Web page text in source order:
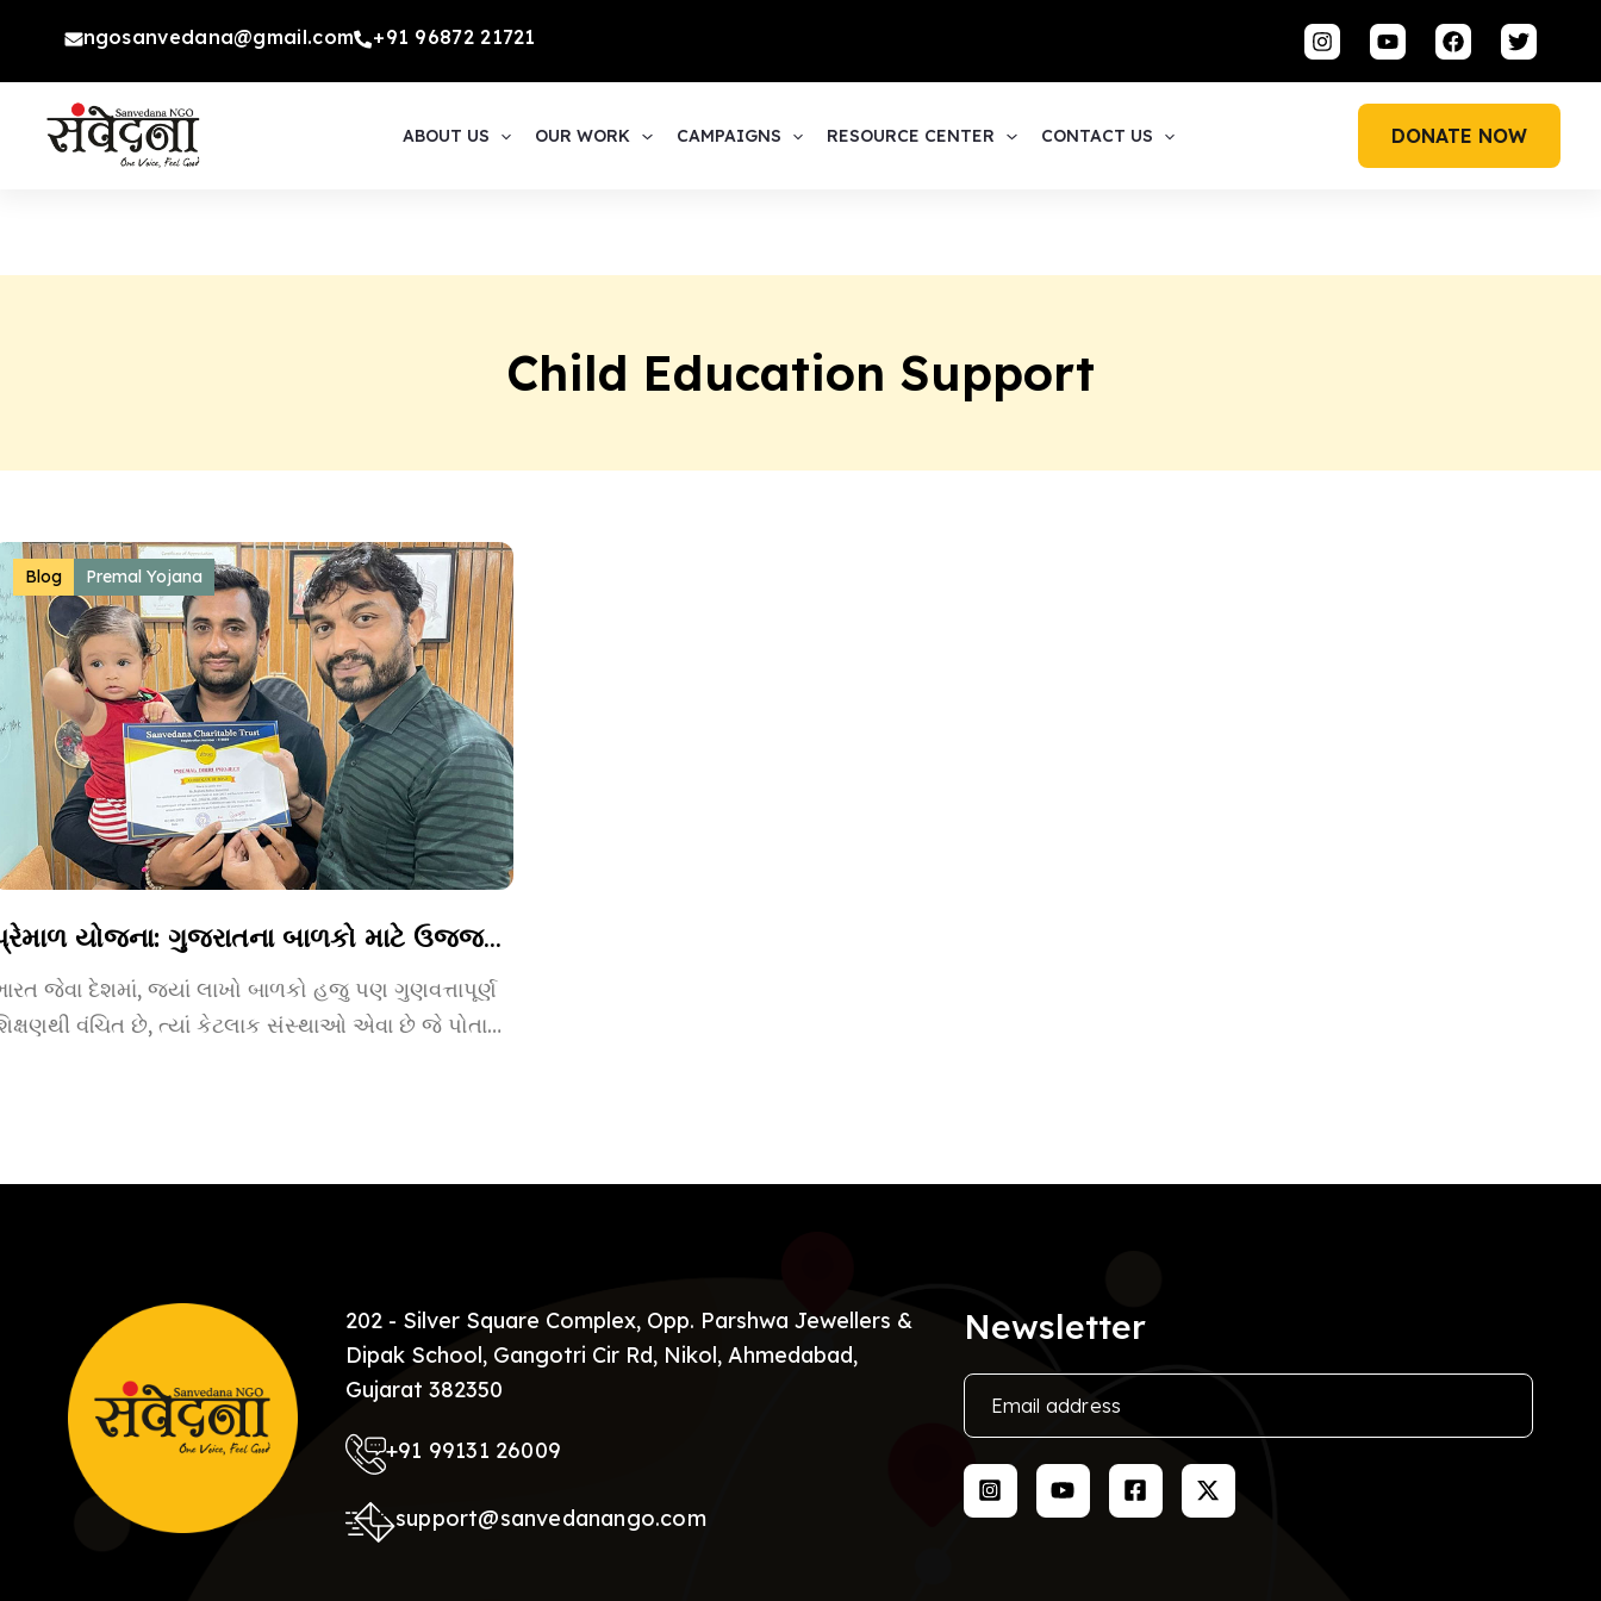
content
ngosanvedana@gmail.com +91 96872 21721
ABOUT US OUR WORK CAMPAIGNS RESOURCE CENTER CONTACT US DONATE NOW
Child Education Support
Blog Premal Yojana
પ્રેમાળ યોજના: ગુજરાતના બાળકો માટે ઉજ્જવળ ભવિષ્યની ચાવી
જેવા દેશમાં, જ્યાં લાખો બાળકો હજુ પણ ગુણવત્તાપૂર્ણ
વંચિત છે, ત્યાં કેટલાક સંસ્થાઓ એવા છે જે પોતાનું
202 - Silver Square Complex, Opp. Parshwa Jewellers &
Dipak School, Gangotri Cir Rd, Nikol, Ahmedabad,
Gujarat 382350
+91 99131 26009
support@sanvedanango.com
Newsletter